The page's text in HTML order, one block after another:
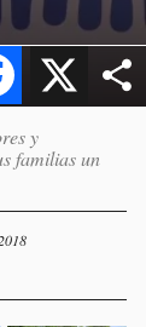
X
Facebook
y
familias un